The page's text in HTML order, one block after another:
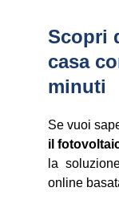
Scopri
casa
minuti
Se vuoi
il
la
online